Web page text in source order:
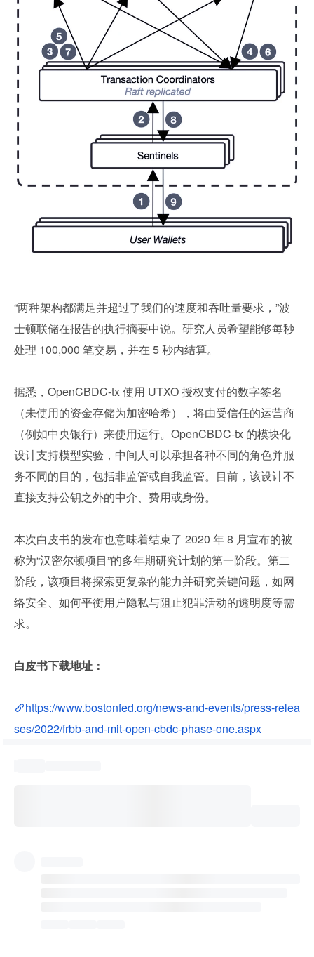
“两种架构都满足并超过了我们的速度和吞吐量要求，”波
士顿联储在报告的执行摘要中说。研究人员希望能够每秒
处理 100,000 笔交易，并在 5 秒内结算。
据悉，OpenCBDC-tx 使用 UTXO 授权支付的数字签名
（未使用的资金存储为加密哈希），将由受信任的运营商
（例如中央银行）来使用运行。OpenCBDC-tx 的模块化
设计支持模型实验，中间人可以承担各种不同的角色并服
务不同的目的，包括非监管或自我监管。目前，该设计不
直接支持公钥之外的中介、费用或身份。
本次白皮书的发布也意味着结束了 2020 年 8 月宣布的被
称为“汉密尔顿项目”的多年期研究计划的第一阶段。第二
阶段，该项目将探索更复杂的能力并研究关键问题，如网
络安全、如何平衡用户隐私与阻止犯罪活动的透明度等需
求。
白皮书下载地址：
https://www.bostonfed.org/news-and-events/press-relea
ses/2022/frbb-and-mit-open-cbdc-phase-one.aspx